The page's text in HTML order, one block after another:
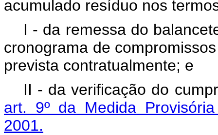
acumulado resíduo nos
I - da remessa do
cronograma de
prevista contratualmente; e
II - da verificação do
art. 9º da Medida
2001.